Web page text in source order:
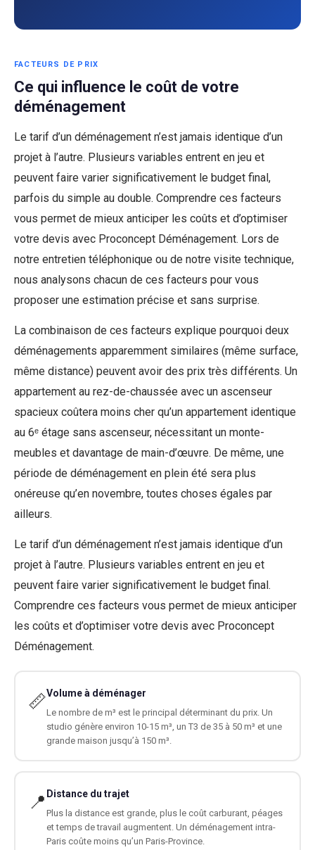
Address *
FACTEURS DE PRIX
Ce qui influence le coût de votre
déménagement
Le tarif d’un déménagement n’est jamais identique d’un
projet à l’autre. Plusieurs variables entrent en jeu et
peuvent faire varier significativement le budget final,
parfois du simple au double. Comprendre ces facteurs
vous permet de mieux anticiper les coûts et d’optimiser
votre devis avec Proconcept Déménagement. Lors de
notre entretien téléphonique ou de notre visite technique,
nous analysons chacun de ces facteurs pour vous
proposer une estimation précise et sans surprise.
La combinaison de ces facteurs explique pourquoi deux
déménagements apparemment similaires (même surface,
même distance) peuvent avoir des prix très différents. Un
appartement au rez-de-chaussée avec un ascenseur
spacieux coûtera moins cher qu’un appartement identique
au 6ᵉ étage sans ascenseur, nécessitant un monte-
meubles et davantage de main-d’œuvre. De même, une
période de déménagement en plein été sera plus
onéreuse qu’en novembre, toutes choses égales par
ailleurs.
Le tarif d’un déménagement n’est jamais identique d’un
projet à l’autre. Plusieurs variables entrent en jeu et
peuvent faire varier significativement le budget final.
Comprendre ces facteurs vous permet de mieux anticiper
les coûts et d’optimiser votre devis avec Proconcept
Déménagement.
📏Volume à déménager
Le nombre de m³ est le principal déterminant du prix. Un
studio génère environ 10-15 m³, un T3 de 35 à 50 m³ et une
grande maison jusqu’à 150 m³.
📍 Distance du trajet
Plus la distance est grande, plus le coût carburant, péages
et temps de travail augmentent. Un déménagement intra-
Paris coûte moins qu’un Paris-Province.